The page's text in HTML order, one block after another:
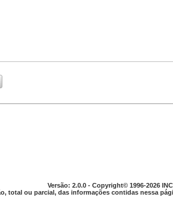
Versão: 2.0.0 - Copyright© 1996-2026
total ou parcial, das informações contidas nessa